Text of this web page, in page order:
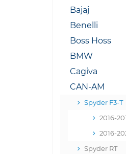
Bajaj
Benelli
Boss Hoss
BMW
Cagiva
CAN-AM
Spyder F3-T
2016-
2016-
Spyder RT